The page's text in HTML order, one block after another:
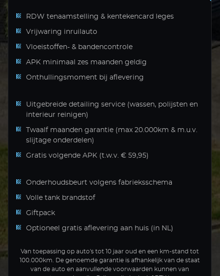
RDW tenaamstelling & kentekencard leges
Vrijwaring inruilauto
Vloeistoffen- & bandencontrole
APK minimaal zes maanden geldig
Onthullingsmoment bij aflevering
Uitgebreide detailing service (wassen, polijsten en
interieur reinigen)
Twaalf maanden garantie (max 20.000km & m.u.v.
slijtage onderdelen)
Gratis volgende APK (t.w.v. € 59,95)
Onderhoudsbeurt volgens fabrieksschema
Volle tank brandstof
Giftpack
Optioneel gratis aflevering aan huis (in NL)
Van toepassing op auto's tot 10 jaar oud en een km-stand tot
100.000km. De genoemde garantie is afhankelijk van de staat
van de auto en aanvullende voorwaarden kunnen van